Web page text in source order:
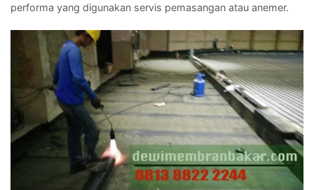
performa yang digunakan servis pemasangan atau anemer.